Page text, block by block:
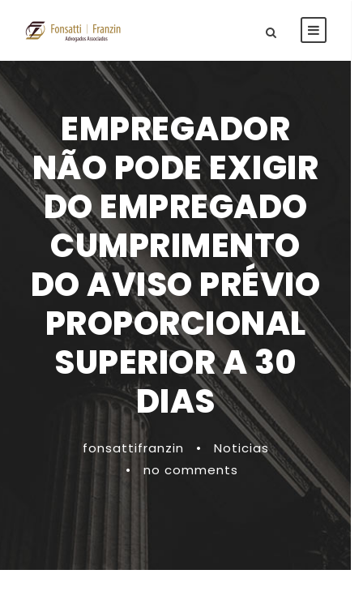
EMPREGADOR
NÃO PODE EXIGIR
DO EMPREGADO
CUMPRIMENTO
DO AVISO PRÉVIO
PROPORCIONAL
SUPERIOR A 30
DIAS
fonsattifranzin •
Noticias
•
no comments